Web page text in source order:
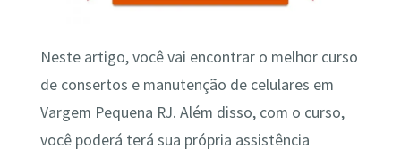
Neste artigo, você vai encontrar o melhor curso
de consertos e manutenção de celulares em
Vargem Pequena RJ. Além disso, com o curso,
você poderá terá sua própria assistência